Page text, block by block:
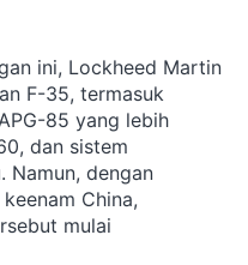
ini, Lockheed Martin
F-35, termasuk
85 yang lebih
dan sistem
Namun, dengan
China,
mulai